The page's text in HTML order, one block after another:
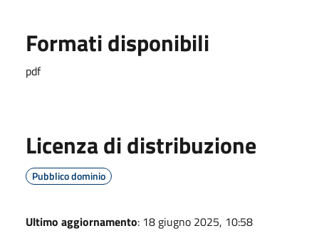
Formati disponibili
pdf
Licenza di distribuzione
Pubblico dominio
Ultimo aggiornamento: 18 giugno 2025, 10:58